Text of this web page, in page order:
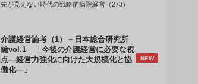
先が見えない時代の戦略的病院経営（273）
介護経営論考（1）－日本総合研究所
編vol.1 「今後の介護経営に必要な視
点―経営力強化に向けた大規模化と協
働化―」
NEW